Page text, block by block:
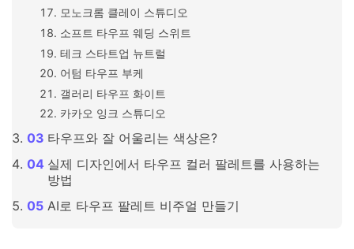
모노크롬 클레이 스튜디오
소프트 타우프 웨딩 스위트
테크 스타트업 뉴트럴
어텀 타우프 부케
갤러리 타우프 화이트
카카오 잉크 스튜디오
타우프와 잘 어울리는 색상은?
실제 디자인에서 타우프 컬러 팔레트를 사용하는
방법
AI로 타우프 팔레트 비주얼 만들기